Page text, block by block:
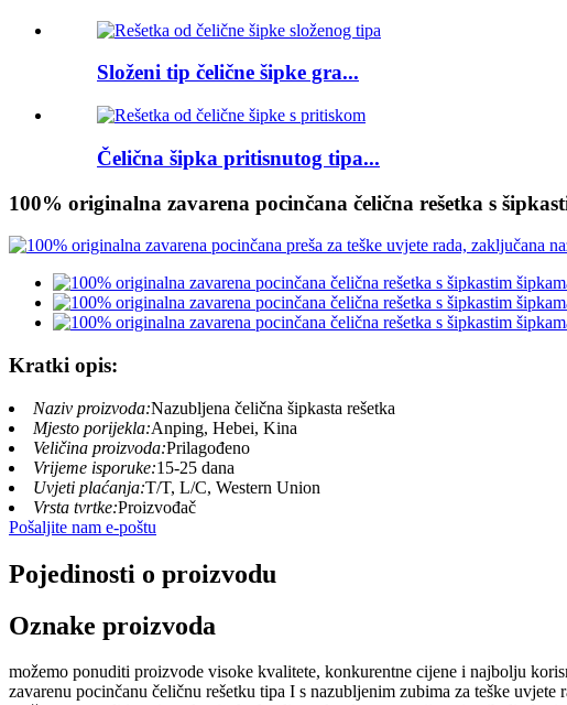
Složeni tip čelične šipke gra...
Čelična šipka pritisnutog tipa...
100% originalna zavarena pocinčana čelična rešetka s
Kratki opis:
Naziv proizvoda:Nazubljena čelična šipkasta rešetka
Mjesto porijekla:Anping, Hebei, Kina
Veličina proizvoda:Prilagođeno
Vrijeme isporuke:15-25 dana
Uvjeti plaćanja:T/T, L/C, Western Union
Vrsta tvrtke:Proizvođač
Pošaljite nam e-poštu
Pojedinosti o proizvodu
Oznake proizvoda
možemo ponuditi proizvode visoke kvalitete, konkurentne cijene i najbolju
zavarenu pocinčanu čeličnu rešetku tipa I s nazubljenim zubima za teške